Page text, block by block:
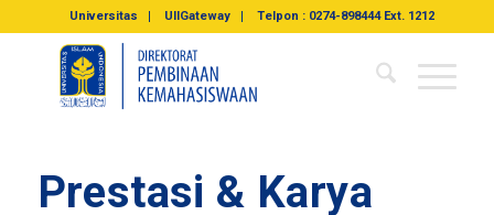
Universitas UIIGateway Telpon : 0274-898444 Ext. 1212
Prestasi & Karya